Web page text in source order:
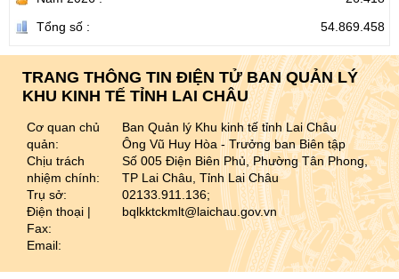
Tổng số :
54.869.458
TRANG THÔNG TIN ĐIỆN TỬ BAN QUẢN LÝ
KHU KINH TẾ TỈNH LAI CHÂU
Cơ quan chủ
quản:
Chịu trách
nhiệm chính:
Trụ sở:
Điện thoại |
Fax:
Email:
Ban Quản lý Khu kinh tế tỉnh Lai Châu
Ông Vũ Huy Hòa - Trưởng ban Biên tập
Số 005 Điện Biên Phủ, Phường Tân Phong,
TP Lai Châu, Tỉnh Lai Châu
02133.911.136;
bqlkktckmlt@laichau.gov.vn